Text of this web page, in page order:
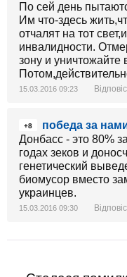
По сей день
Им что-здесь
отчалят на тот
инвалидности.
зону и
15.03.2016 09:23
+8
победа за
Донбасс - это 80%
годах зеков и
генетический
биомусор вместо
украинцев.
15.03.2016 09:30